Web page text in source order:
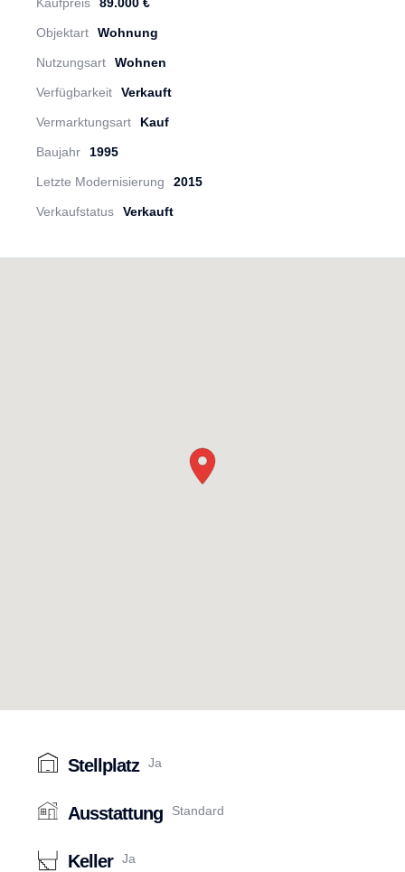
Objektart Wohnung
Nutzungsart Wohnen
Verfügbarkeit Verkauft
Vermarktungsart Kauf
Baujahr 1995
Letzte Modernisierung 2015
Verkaufstatus Verkauft
Stellplatz Ja
Ausstattung Standard
Keller Ja